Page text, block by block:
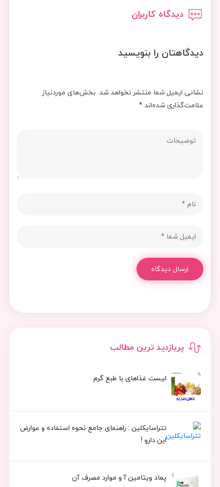
پربازدید ترین مطالب
لیست غذاهای با طبع گرم
تتراسایکلین : راهنمای جامع نحوه استفاده و عوارض
این دارو !
پماد ویتامین آ و موارد مصرف آن
دیدگاه کاربران
دیدگاهتان را بنویسید
نشانی ایمیل شما منتشر نخواهد شد. بخش‌های موردنیاز
علامت‌گذاری شده‌اند*
ارسال دیدگاه